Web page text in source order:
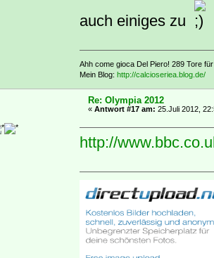
auch einiges zu
Ahh come gioca Del Piero! 289 Tore
Mein Blog: http://calcioseriea.blog.de/
Re: Olympia 2012
«Antwort #17 am: 25.Juli 2012,
http://